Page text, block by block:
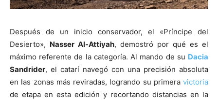
Después de un inicio conservador, el «Príncipe del
Desierto», Nasser Al-Attiyah, demostró por qué es el
máximo referente de la categoría. Al mando de su Dacia
Sandrider, el catarí navegó con una precisión absoluta
en las zonas más reviradas, logrando su primera victoria
de etapa en esta edición y recortando distancias en la